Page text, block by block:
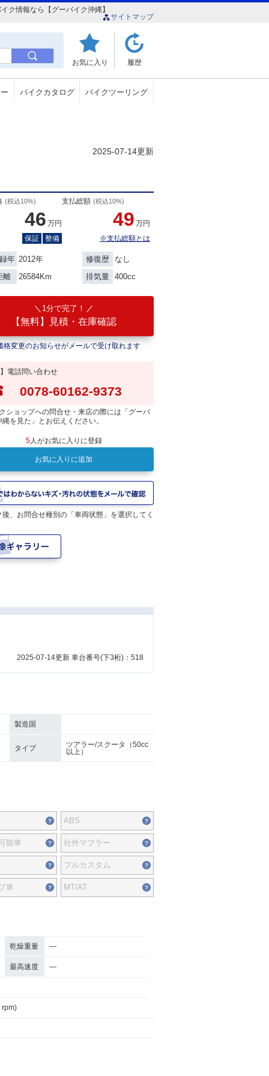
情報なら【グーバイク沖縄】
サイトマップ
お気に入り 履歴
バイクカタログ バイクツーリング
2025-07-14更新
(税込10%)
46 万円
保証
整備
支払総額 (税込10%)
49 万円
※支払総額とは
年 2012年 修復歴
なし
離
26584Km 排気量 400cc
1分で完了！
【無料】見積・在庫確認
格変更のお知らせがメールで受け取れます
】電話問い合わせ
0078-60162-9373
ショップへの問合せ・来店の際には「グーバ
縄を見た」とお伝えください。
5人がお気に入りに登録
お気に入りに追加
後、お問合せ種別の「車両状態」を選択してく
2025-07-14更新 車台番号(下3桁)：518
製造国
タイプ
ツアラー/スクータ（50cc
以上）
ABS
能車 社外マフラー
フルカスタム
車 MT/AT
乾燥重量 ―
最高速度 ―
rpm)